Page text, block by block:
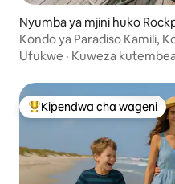
Nyumba ya mjini huko
Kondo ya Paradiso Kamili,
Ufukwe · Kuweza
Kipendwa maarufu cha
Kipendwa cha wageni